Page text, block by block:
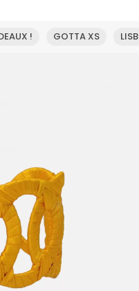
! GOTTA XS